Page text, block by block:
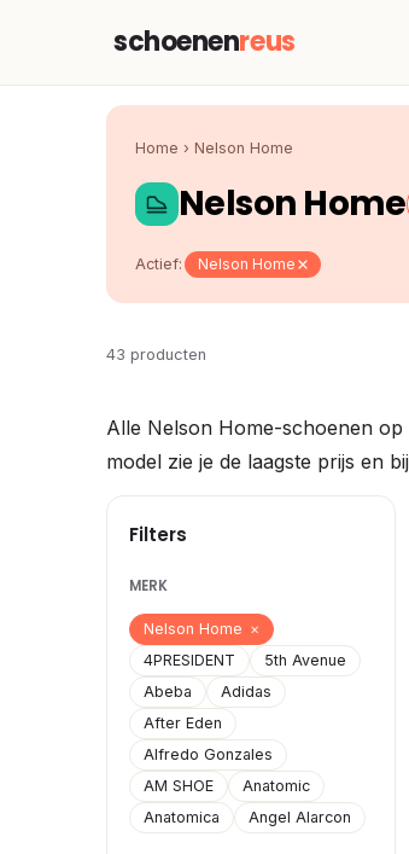
schoenenreus
Home › Nelson Home
Nelson Home
Actief: Nelson Home
43 producten
Alle Nelson Home-schoenen
model zie je de laagste prijs en
Filters
MERK
Nelson Home ×
4PRESIDENT
5th Avenue
Abeba
Adidas
After Eden
Alfredo Gonzales
AM SHOE
Anatomic
Anatomica
Angel Alarcon